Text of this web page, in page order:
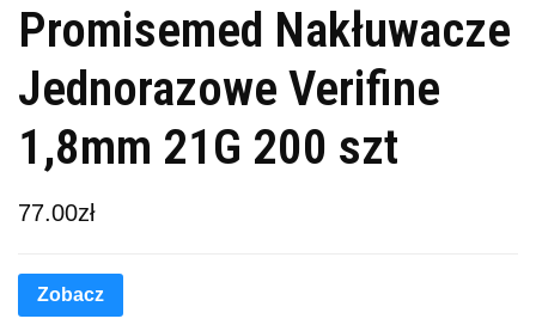
Promisemed Nakłuwacze
Jednorazowe Verifine
1,8mm 21G 200 szt
77.00zł
Zobacz